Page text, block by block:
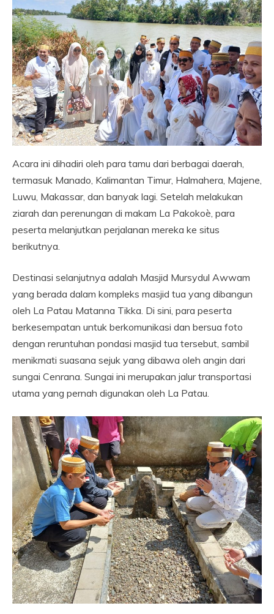
Acara ini dihadiri oleh para tamu dari berbagai daerah,
termasuk Manado, Kalimantan Timur, Halmahera, Majene,
Luwu, Makassar, dan banyak lagi. Setelah melakukan
ziarah dan perenungan di makam La Pakokoè, para
peserta melanjutkan perjalanan mereka ke situs
berikutnya.
Destinasi selanjutnya adalah Masjid Mursydul Awwam
yang berada dalam kompleks masjid tua yang dibangun
oleh La Patau Matanna Tikka. Di sini, para peserta
berkesempatan untuk berkomunikasi dan bersua foto
dengan reruntuhan pondasi masjid tua tersebut, sambil
menikmati suasana sejuk yang dibawa oleh angin dari
sungai Cenrana. Sungai ini merupakan jalur transportasi
utama yang pernah digunakan oleh La Patau.